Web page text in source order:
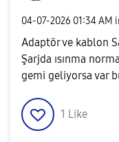
‎04-07-2026 01:34 AM
Adaptör ve kablon
Şarjda ısınma
gemi geliyorsa var
1 Like